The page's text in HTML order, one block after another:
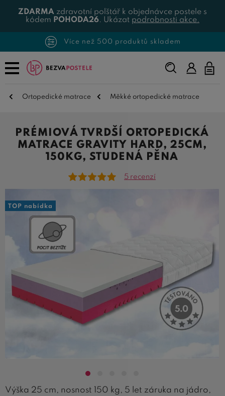
ZDARMA zdravotní polštář k objednávce postele s
kódem POHODA26. Ukázat podrobnosti akce.
Více než 500 produktů skladem
Napište,
co
Ortopedické matrace Měkké ortopedické matrace
PRÉMIOVÁ TVRDŠÍ ORTOPEDICKÁ
MATRACE GRAVITY HARD, 25CM,
150KG, STUDENÁ PĚNA
5 recenzí
Výška 25 cm, nosnost 150 kg, 5 let záruka na jádro,
TOP nabídka